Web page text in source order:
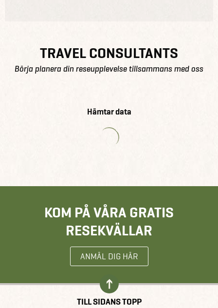
TRAVEL CONSULTANTS
Börja planera din reseupplevelse tillsammans med oss
Hämtar data
KOM PÅ VÅRA GRATIS
RESEKVÄLLAR
ANMÄL DIG HÄR
TILL SIDANS TOPP